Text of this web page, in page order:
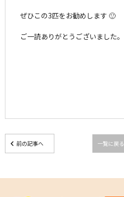
ぜひこの3匹をお勧めします 🙂
ご一読ありがとうございました。
前の記事へ 一覧に戻る